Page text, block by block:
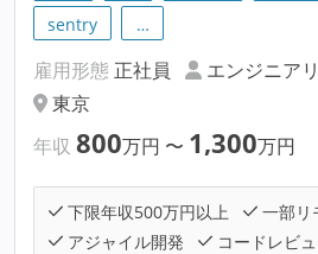
sentry
…
雇用形態 正社員
エンジニア
東京
年収 800万円 〜 1,300万円
下限年収500万円以上
一部リ
アジャイル開発
コードレビ